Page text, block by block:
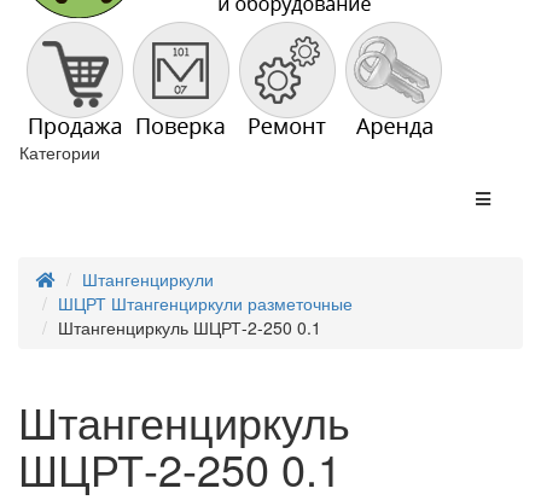
Категории
Штангенциркули
ШЦРТ Штангенциркули разметочные
Штангенциркуль ШЦРТ-2-250 0.1
Штангенциркуль
ШЦРТ-2-250 0.1